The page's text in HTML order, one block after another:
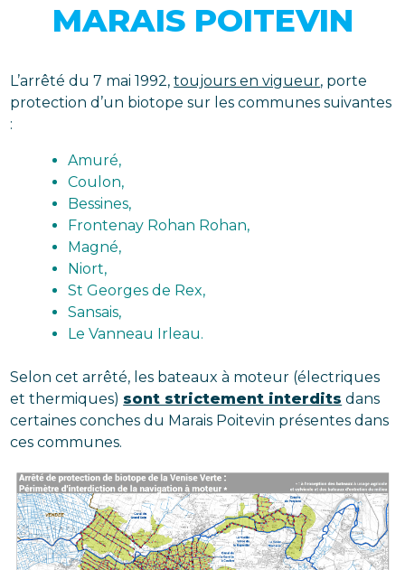
MARAIS POITEVIN
L’arrêté du 7 mai 1992,toujours en vigueur, porte
protection d’un biotope sur les communes suivantes
:
Amuré,
Coulon,
Bessines,
Frontenay Rohan Rohan,
Magné,
Niort,
St Georges de Rex,
Sansais,
Le Vanneau Irleau.
Selon cet arrêté, les bateaux à moteur (électriques
et thermiques) sont strictement interdits dans
certaines conches du Marais Poitevin présentes dans
ces communes.